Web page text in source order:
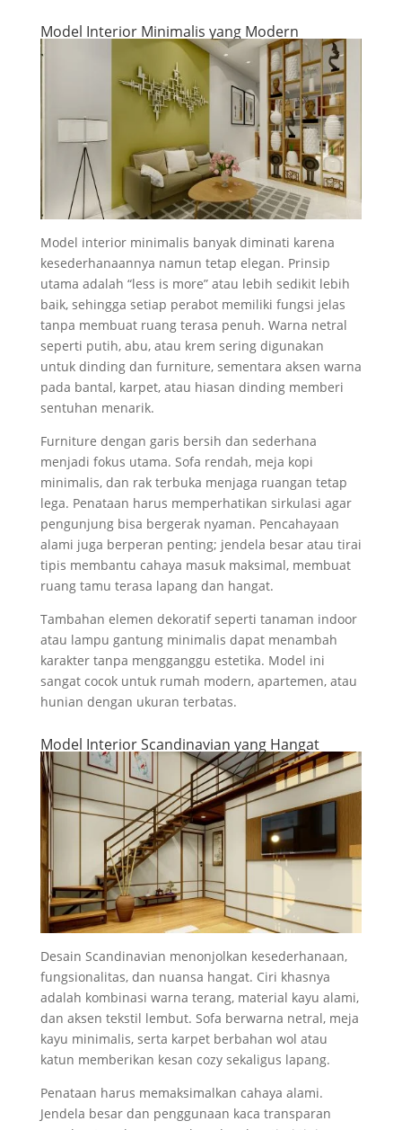
Model Interior Minimalis yang Modern
Model interior minimalis banyak diminati karena
kesederhanaannya namun tetap elegan. Prinsip
utama adalah “less is more” atau lebih sedikit lebih
baik, sehingga setiap perabot memiliki fungsi jelas
tanpa membuat ruang terasa penuh. Warna netral
seperti putih, abu, atau krem sering digunakan
untuk dinding dan furniture, sementara aksen warna
pada bantal, karpet, atau hiasan dinding memberi
sentuhan menarik.
Furniture dengan garis bersih dan sederhana
menjadi fokus utama. Sofa rendah, meja kopi
minimalis, dan rak terbuka menjaga ruangan tetap
lega. Penataan harus memperhatikan sirkulasi agar
pengunjung bisa bergerak nyaman. Pencahayaan
alami juga berperan penting; jendela besar atau tirai
tipis membantu cahaya masuk maksimal, membuat
ruang tamu terasa lapang dan hangat.
Tambahan elemen dekoratif seperti tanaman indoor
atau lampu gantung minimalis dapat menambah
karakter tanpa mengganggu estetika. Model ini
sangat cocok untuk rumah modern, apartemen, atau
hunian dengan ukuran terbatas.
Model Interior Scandinavian yang Hangat
Desain Scandinavian menonjolkan kesederhanaan,
fungsionalitas, dan nuansa hangat. Ciri khasnya
adalah kombinasi warna terang, material kayu alami,
dan aksen tekstil lembut. Sofa berwarna netral, meja
kayu minimalis, serta karpet berbahan wol atau
katun memberikan kesan cozy sekaligus lapang.
Penataan harus memaksimalkan cahaya alami.
Jendela besar dan penggunaan kaca transparan